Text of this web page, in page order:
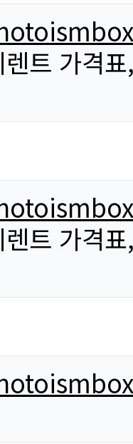
트 가격
트 가격